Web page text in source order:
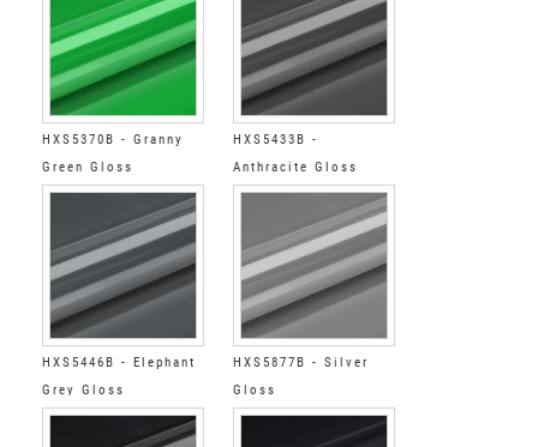
HXS5370B - Granny
Green Gloss
HXS5433B -
Anthracite Gloss
HXS5446B - Elephant
Grey Gloss
HXS5877B - Silver
Gloss